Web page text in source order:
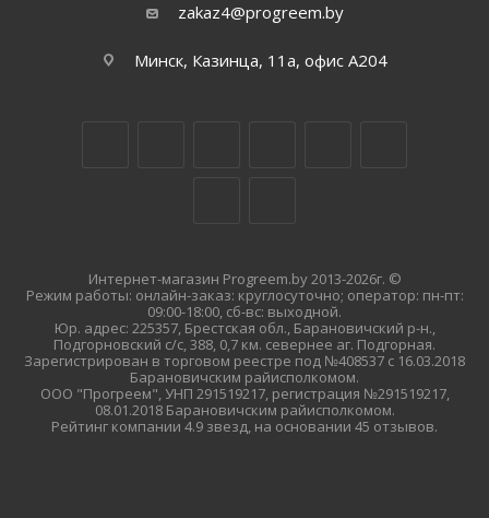
zakaz4@progreem.by
Минск, Казинца, 11а, офис А204
Интернет-магазин Progreem.by 2013-2026г. ©
Режим работы: онлайн-заказ: круглосуточно; оператор: пн-пт:
09:00-18:00, сб-вс: выходной.
Юр. адрес: 225357, Брестская обл., Барановичский р-н.,
Подгорновский с/с, 388, 0,7 км. севернее аг. Подгорная.
Зарегистрирован в торговом реестре под №408537 с 16.03.2018
Барановичским райисполкомом.
ООО "Прогреем", УНП 291519217, регистрация №291519217,
08.01.2018 Барановичским райисполкомом.
Рейтинг компании 4.9 звезд, на основании 45 отзывов.